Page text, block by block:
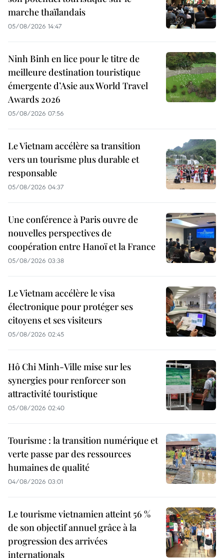
marche thaïlandais
05/08/2026 14:47
Ninh Binh en lice pour le titre de
meilleure destination touristique
émergente d’Asie aux World Travel
Awards 2026
05/08/2026 07:56
Le Vietnam accélère sa transition
vers un tourisme plus durable et
responsable
05/08/2026 04:37
Une conférence à Paris ouvre de
nouvelles perspectives de
coopération entre Hanoï et la France
05/08/2026 03:38
Le Vietnam accélère le visa
électronique pour protéger ses
citoyens et ses visiteurs
05/08/2026 02:45
Hô Chi Minh-Ville mise sur les
synergies pour renforcer son
attractivité touristique
05/08/2026 02:40
Tourisme : la transition numérique et
verte passe par des ressources
humaines de qualité
04/08/2026 03:01
Le tourisme vietnamien atteint 56 %
de son objectif annuel grâce à la
progression des arrivées
internationals